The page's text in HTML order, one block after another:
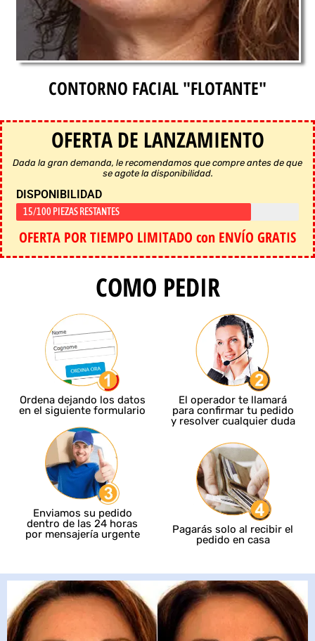
CONTORNO FACIAL "FLOTANTE"
OFERTA DE LANZAMIENTO
Dada la gran demanda, le recomendamos que compre antes de que
se agote la disponibilidad.
DISPONIBILIDAD
15/100 PIEZAS RESTANTES
OFERTA POR TIEMPO LIMITADO con ENVÍO GRATIS
COMO PEDIR
Ordena dejando los datos
en el siguiente formulario
El operador te llamará
para confirmar tu pedido
y resolver cualquier duda
Enviamos su pedido
dentro de las 24 horas
por mensajería urgente
Pagarás solo al recibir el
pedido en casa